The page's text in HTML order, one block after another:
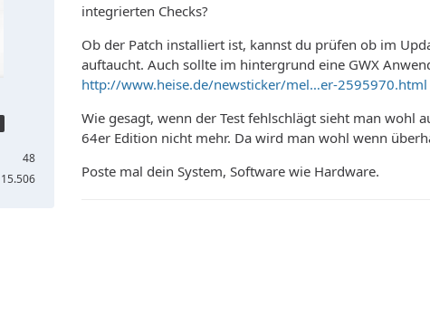
48
15.506
integrierten Checks?
Ob der Patch installiert ist, kannst du prüfen ob im
auftaucht. Auch sollte im hintergrund eine GWX
http://www.heise.de/newsticker/mel…er-2595970.html
Wie gesagt, wenn der Test fehlschlägt sieht man wohl
64er Edition nicht mehr. Da wird man wohl wenn
Poste mal dein System, Software wie Hardware.